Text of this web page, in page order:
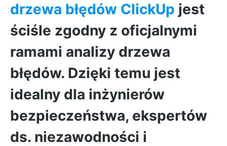
drzewa błędów ClickUp jest
ściśle zgodny z oficjalnymi
ramami analizy drzewa
błędów. Dzięki temu jest
idealny dla inżynierów
bezpieczeństwa, ekspertów
ds. niezawodności i